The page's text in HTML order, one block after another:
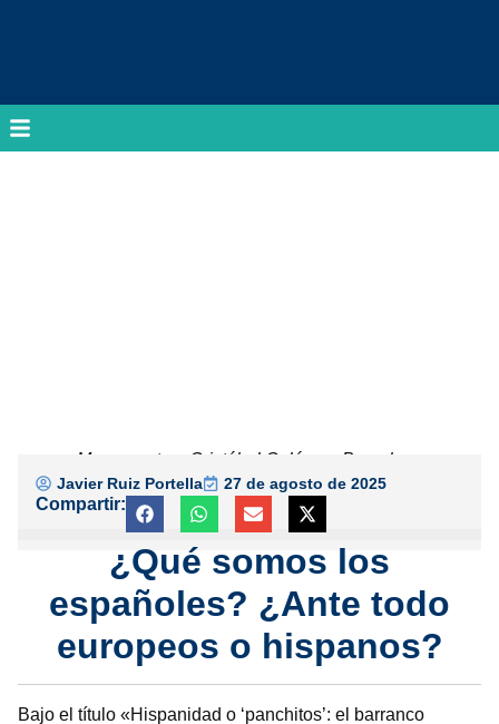
Monumento a Cristóbal Colón en Barcelona
Javier Ruiz Portella 27 de agosto de 2025
Compartir:
¿Qué somos los
españoles? ¿Ante todo
europeos o hispanos?
Bajo el título «Hispanidad o ‘panchitos’: el barranco